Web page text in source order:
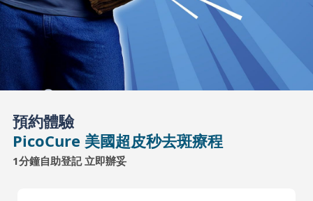
預約體驗
PicoCure 美國超皮秒去斑療程
1分鐘自助登記 立即辦妥